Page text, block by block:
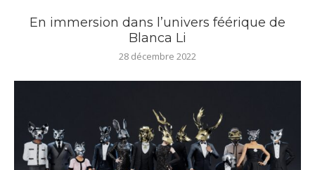
En immersion dans l’univers féérique de
Blanca Li
28 décembre 2022